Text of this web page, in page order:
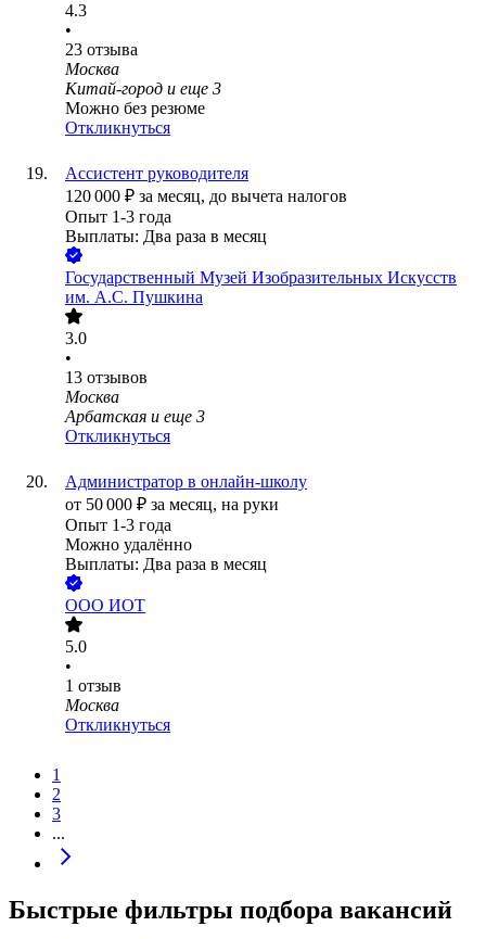
4.3
•
23 отзыва
Москва
Китай-город и еще 3
Можно без резюме
Откликнуться
Ассистент руководителя
120 000 ₽ за месяц, до вычета налогов
Опыт 1-3 года
Выплаты: Два раза в месяц
Государственный Музей Изобразительных Искусств
им. А.С. Пушкина
3.0
•
13 отзывов
Москва
Арбатская и еще 3
Откликнуться
Администратор в онлайн-школу
от 50 000 ₽ за месяц, на руки
Опыт 1-3 года
Можно удалённо
Выплаты: Два раза в месяц
ООО ИОТ
5.0
•
1 отзыв
Москва
Откликнуться
1
2
3
...
Быстрые фильтры подбора вакансий